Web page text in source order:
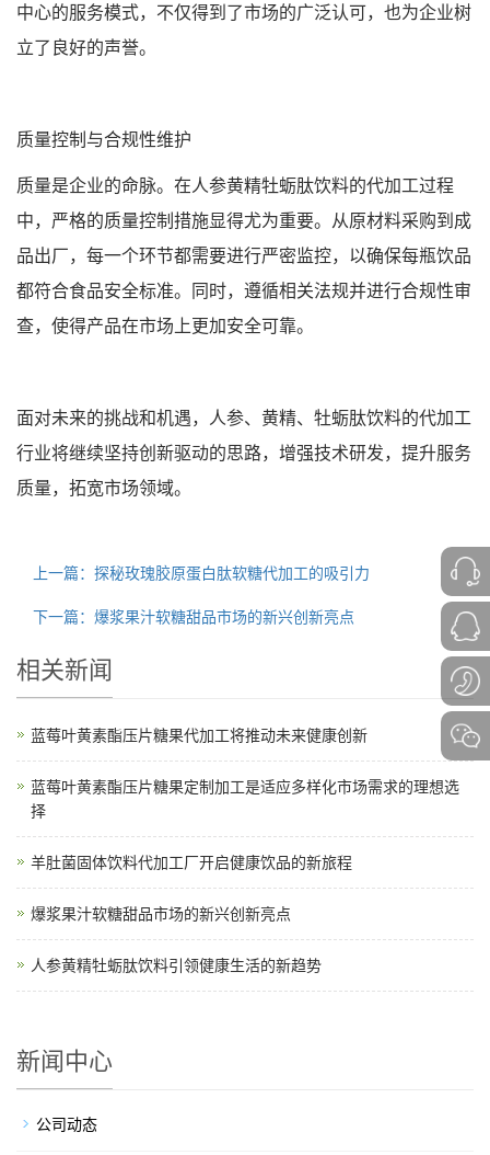
中心的服务模式，不仅得到了市场的广泛认可，也为企业树
立了良好的声誉。
质量控制与合规性维护
质量是企业的命脉。在人参黄精牡蛎肽饮料的代加工过程
中，严格的质量控制措施显得尤为重要。从原材料采购到成
品出厂，每一个环节都需要进行严密监控，以确保每瓶饮品
都符合食品安全标准。同时，遵循相关法规并进行合规性审
查，使得产品在市场上更加安全可靠。
面对未来的挑战和机遇，人参、黄精、牡蛎肽饮料的代加工
行业将继续坚持创新驱动的思路，增强技术研发，提升服务
质量，拓宽市场领域。
上一篇：探秘玫瑰胶原蛋白肽软糖代加工的吸引力
下一篇：爆浆果汁软糖甜品市场的新兴创新亮点
相关新闻
蓝莓叶黄素酯压片糖果代加工将推动未来健康创新
蓝莓叶黄素酯压片糖果定制加工是适应多样化市场需求的理想选
择
羊肚菌固体饮料代加工厂开启健康饮品的新旅程
爆浆果汁软糖甜品市场的新兴创新亮点
人参黄精牡蛎肽饮料引领健康生活的新趋势
新闻中心
公司动态